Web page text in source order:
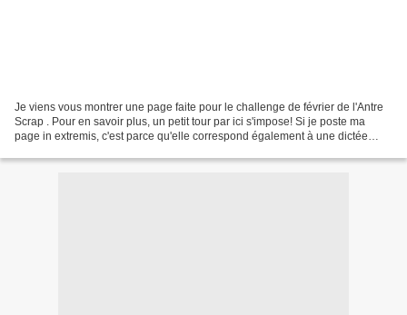
Je viens vous montrer une page faite pour le challenge de février de l'Antre
Scrap . Pour en savoir plus, un petit tour par ici s'impose! Si je poste ma
page in extremis, c'est parce qu'elle correspond également à une dictée